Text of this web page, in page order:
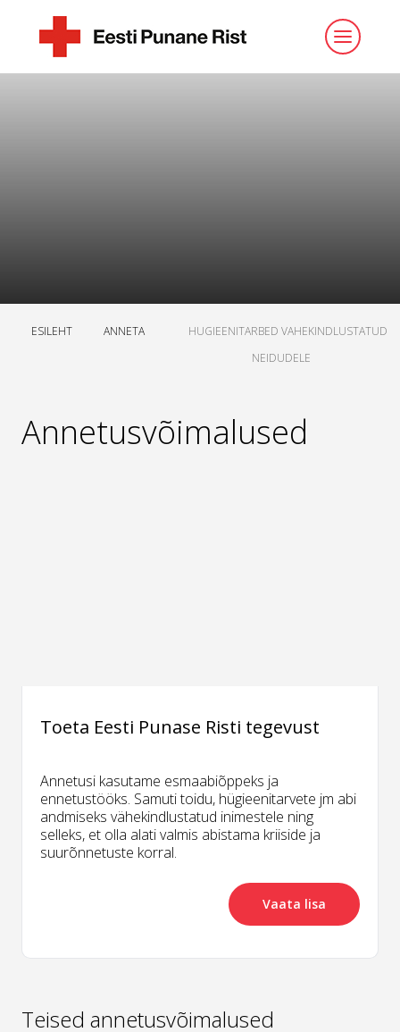
ESILEHT ANNETA
HUGIEENITARBED VAHEKINDLUSTATUD
NEIDUDELE
Annetusvõimalused
Toeta Eesti Punase Risti tegevust
Annetusi kasutame esmaabiõppeks ja
ennetustööks. Samuti toidu, hügieenitarvete jm abi
andmiseks vähekindlustatud inimestele ning
selleks, et olla alati valmis abistama kriiside ja
suurõnnetuste korral.
Vaata lisa
Teised annetusvõimalused